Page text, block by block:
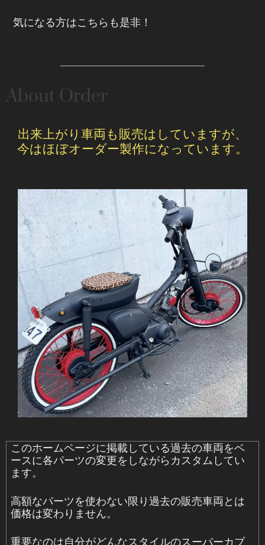
気になる方はこちらも是非！
About Order
出来上がり車両も販売はしていますが、
今はほぼオーダー製作になっています。
このホームページに掲載している過去の車両をベ
ースに各パーツの変更をしながらカスタムしてい
ます。
高額なパーツを使わない限り過去の販売車両とは
価格は変わりません。
重要なのは自分がどんなスタイルのスーパーカブ